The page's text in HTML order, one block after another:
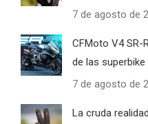
7 de agosto de
CFMoto V4 SR-
de las
7 de agosto de
La cruda